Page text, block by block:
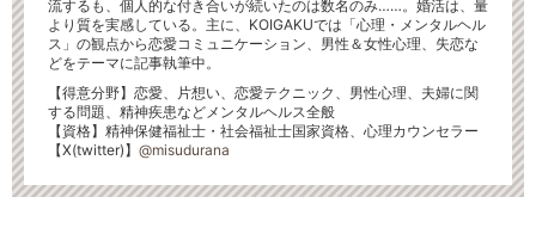
流するも、個人的な付き合いが続いたのは数名のみ……。婚活は、量
より質を実感している。主に、KOIGAKUでは「心理・メンタルヘル
ス」の観点から恋愛コミュニケーション、男性＆女性心理、失恋な
どをテーマに記事執筆中。
【得意分野】恋愛、片想い、恋愛テクニック、男性心理、夫婦に関
する問題、精神疾患などメンタルヘルス全般
【資格】精神保健福祉士・社会福祉士国家資格、心理カウンセラー
【X(twitter)】 @misudurana